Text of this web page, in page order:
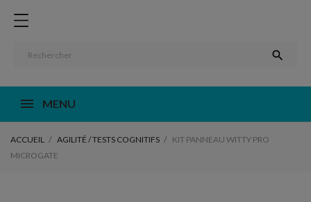

MENU
ACCUEIL AGILITÉ / TESTS COGNITIFS
KIT PANNEAU WITTY PRO
MICROGATE